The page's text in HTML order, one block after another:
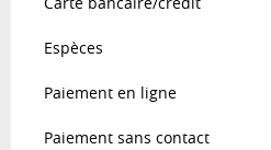
Espèces
Paiement en ligne
Paiement sans contact